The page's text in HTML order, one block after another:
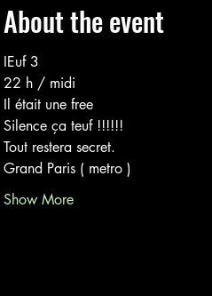
About the event
IEuf 3
22 h / midi
Il était une free
Silence ça teuf !!!!!!
Tout restera secret.
Grand Paris ( metro )
Show More